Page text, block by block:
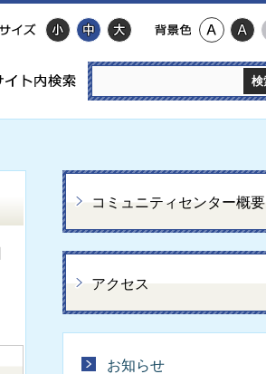
コミュニティセンター概要
アクセス
お知らせ